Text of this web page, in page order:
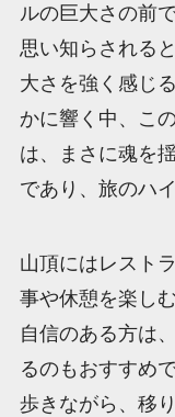
ルの巨大さの前
思い知らされる
大さを強く感じ
かに響く中、こ
は、まさに魂を
であり、旅のハ
山頂にはレスト
事や休憩を楽し
自信のある方は
るのもおすすめ
歩きながら、移